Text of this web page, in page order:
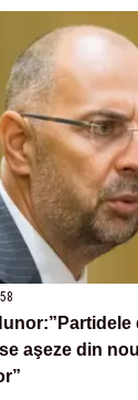
aşeze din